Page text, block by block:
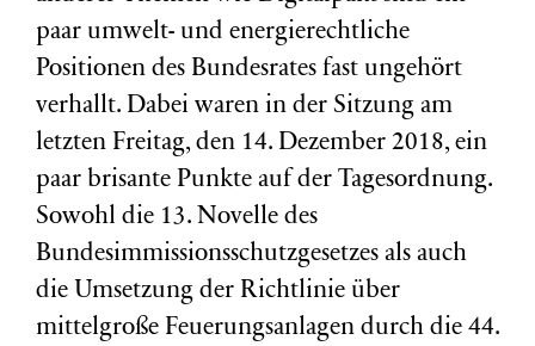
paar umwelt- und energierechtliche
Positionen des Bundesrates fast ungehört
verhallt. Dabei waren in der Sitzung am
letzten Freitag, den 14. Dezember 2018, ein
paar brisante Punkte auf der Tagesordnung.
Sowohl die 13. Novelle des
Bundesimmissionsschutzgesetzes als auch
die Umsetzung der Richtlinie über
mittelgroße Feuerungsanlagen durch die 44.